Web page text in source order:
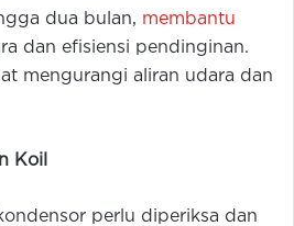
dua bulan, membantu
dan efisiensi pendinginan.
mengurangi aliran udara dan
Koil
perlu diperiksa dan